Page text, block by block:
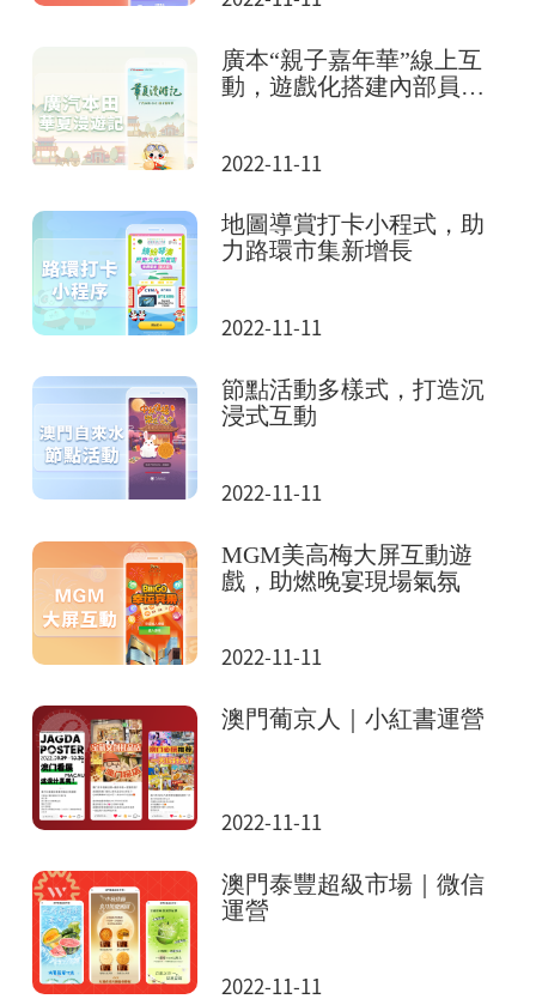
廣本“親子嘉年華”線上互
動，遊戲化搭建內部員工
2022-11-11
地圖導賞打卡小程式，助
力路環市集新增長
2022-11-11
節點活動多樣式，打造沉
浸式互動
2022-11-11
MGM美高梅大屏互動遊
戲，助燃晚宴現場氣氛
2022-11-11
澳門葡京人｜小紅書運營
2022-11-11
澳門泰豐超級市場｜微信
運營
2022-11-11